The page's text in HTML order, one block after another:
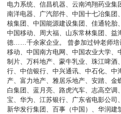
电力系统、信昌机器、云南鸿翔药业集
南洋电器、广汽部件、中国十七冶集
核集团、中国能源建设集团、佳通轮胎
中国移动、周大福、山东常林集团、
德……千余家企业。 曾参加过钟老师培
移动、中国南方电网、中国农业大学、
制片、万科地产、蒙牛乳业、珠江啤酒
行、中信银行、中兴通讯、中石化、中
产、富力地产、雅居乐地产、安踏、金
白集团、蓝月亮、路虎汽车、志高空调
宝、华为、江苏银行、广东省电影公
新华发行集团、百事（中国）、华润建